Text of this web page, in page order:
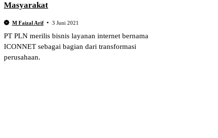
Masyarakat
M Faizal Arif 3 Juni 2021
PT PLN merilis bisnis layanan internet bernama
ICONNET sebagai bagian dari transformasi
perusahaan.